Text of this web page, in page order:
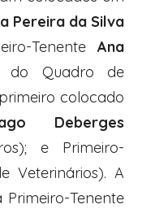
Pereira da Silva
Tenente Ana
do Quadro de
colocado
Deberges
e Primeiro-
Veterinários). A
Tenente